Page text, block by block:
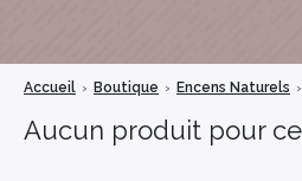
Accueil › Boutique › Encens Naturels ›
Aucun produit pour
BLOG